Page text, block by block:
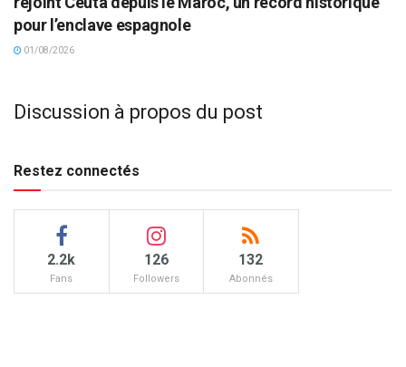
pour l’enclave espagnole
01/08/2026
Discussion à propos du post
Restez connectés
2.2k
Fans
126
Followers
132
Abonnés